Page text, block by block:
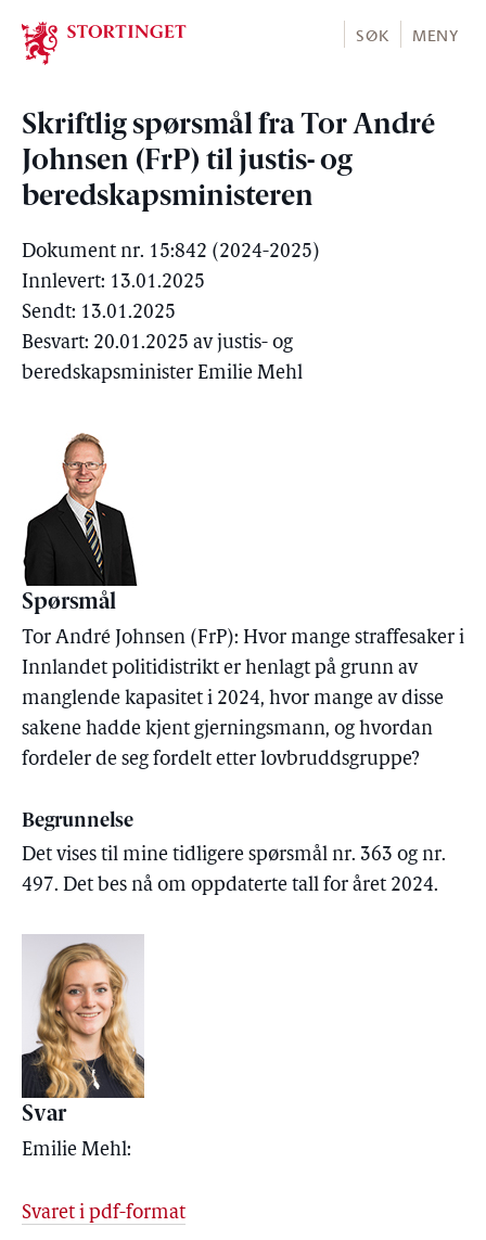
Stortinget.no
SØK MENY
Skriftlig spørsmål fra Tor André
Johnsen (FrP) til justis- og
beredskapsministeren
Dokument nr. 15:842 (2024-2025)
Innlevert: 13.01.2025
Sendt: 13.01.2025
Besvart: 20.01.2025 av justis- og
beredskapsminister Emilie Mehl
Spørsmål
Tor André Johnsen (FrP): Hvor mange straffesaker i
Innlandet politidistrikt er henlagt på grunn av
manglende kapasitet i 2024, hvor mange av disse
sakene hadde kjent gjerningsmann, og hvordan
fordeler de seg fordelt etter lovbruddsgruppe?
Begrunnelse
Det vises til mine tidligere spørsmål nr. 363 og nr.
497. Det bes nå om oppdaterte tall for året 2024.
Svar
Emilie Mehl:
Svaret i pdf-format